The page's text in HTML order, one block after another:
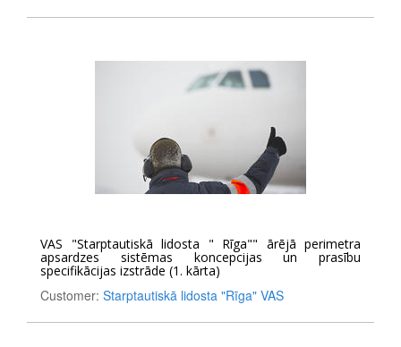
VAS "Starptautiskā lidosta " Rīga"" ārējā perimetra
apsardzes sistēmas koncepcijas un prasību
specifikācijas izstrāde (1. kārta)
Customer: Starptautiskā lidosta "Rīga" VAS